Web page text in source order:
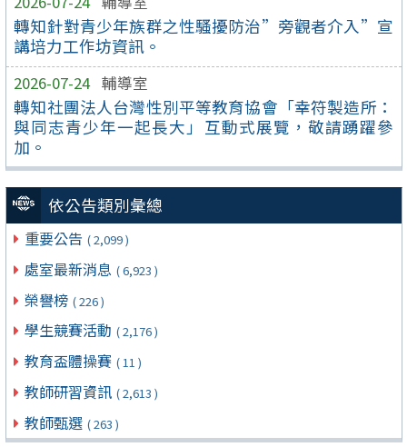
轉知針對青少年族群之性騷擾防治”旁觀者介入”宣
講培力工作坊資訊。
2026-07-24 輔導室
轉知社團法人台灣性別平等教育協會「幸符製造所：
與同志青少年一起長大」互動式展覽，敬請踴躍參
加。
依公告類別彙總
重要公告 ( 2,099 )
處室最新消息 ( 6,923 )
榮譽榜 ( 226 )
學生競賽活動 ( 2,176 )
教育盃體操賽 ( 11 )
教師研習資訊 ( 2,613 )
教師甄選 ( 263 )